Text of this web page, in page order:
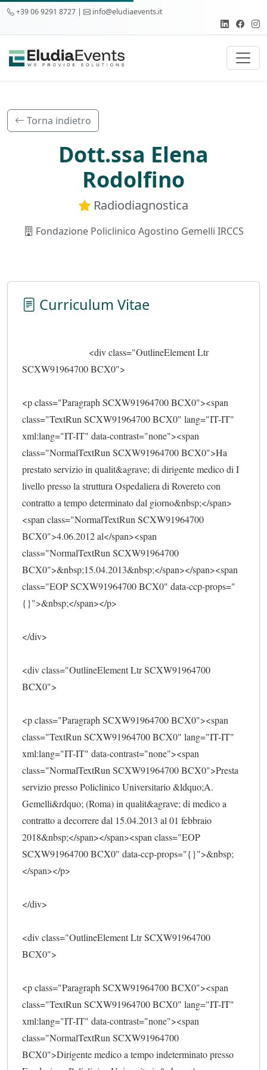
+39 06 9291 8727 | info@eludiaevents.it
Torna indietro
Dott.ssa Elena
Rodolfino
Radiodiagnostica
Fondazione Policlinico Agostino Gemelli IRCCS
Curriculum Vitae
SCXW91964700 BCX0">
<p class="Paragraph SCXW91964700 BCX0"><span
class="TextRun SCXW91964700 BCX0" lang="IT-IT"
xml:lang="IT-IT" data-contrast="none"><span
class="NormalTextRun SCXW91964700 BCX0">Ha
prestato servizio in qualit&agrave; di dirigente medico di I
livello presso la struttura Ospedaliera di Rovereto con
contratto a tempo determinato dal giorno&nbsp;</span>
<span class="NormalTextRun SCXW91964700
BCX0">4.06.2012 al</span><span
class="NormalTextRun SCXW91964700
BCX0">&nbsp;15.04.2013&nbsp;</span></span><span
class="EOP SCXW91964700 BCX0" data-ccp-props="
{}">&nbsp;</span></p>
</div>
<div class="OutlineElement Ltr SCXW91964700
BCX0">
<p class="Paragraph SCXW91964700 BCX0"><span
class="TextRun SCXW91964700 BCX0" lang="IT-IT"
xml:lang="IT-IT" data-contrast="none"><span
class="NormalTextRun SCXW91964700 BCX0">Presta
servizio presso Policlinico Universitario &ldquo;A.
Gemelli&rdquo; (Roma) in qualit&agrave; di medico a
contratto a decorrere dal 15.04.2013 al 01 febbraio
2018&nbsp;</span></span><span class="EOP
SCXW91964700 BCX0" data-ccp-props="{}">&nbsp;
</span></p>
</div>
<div class="OutlineElement Ltr SCXW91964700
BCX0">
<p class="Paragraph SCXW91964700 BCX0"><span
class="TextRun SCXW91964700 BCX0" lang="IT-IT"
xml:lang="IT-IT" data-contrast="none"><span
class="NormalTextRun SCXW91964700
BCX0">Dirigente medico a tempo indeterminato presso